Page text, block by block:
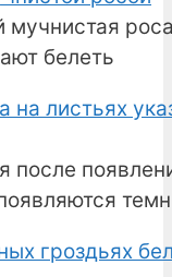
мучнистая
белеть
после